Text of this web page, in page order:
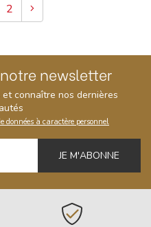
2 Suivant
newsletter
connaître nos dernières
données à caractère personnel